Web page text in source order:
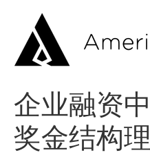
企业融资
奖金结构